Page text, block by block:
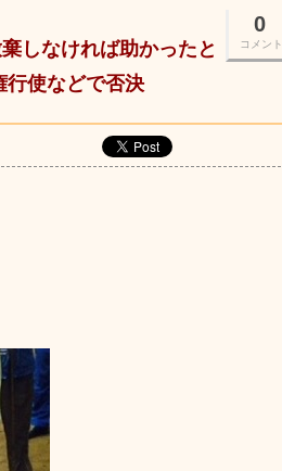
0
コメント
しなければ助かったと
使などで否決